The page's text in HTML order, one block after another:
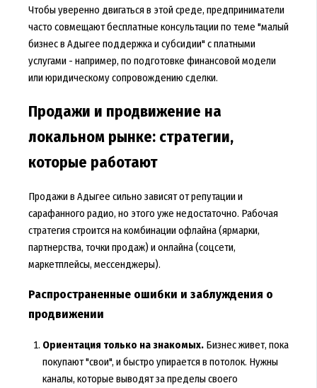
Чтобы уверенно двигаться в этой среде, предприниматели
часто совмещают бесплатные консультации по теме "малый
бизнес в Адыгее поддержка и субсидии" с платными
услугами - например, по подготовке финансовой модели
или юридическому сопровождению сделки.
Продажи и продвижение на
локальном рынке: стратегии,
которые работают
Продажи в Адыгее сильно зависят от репутации и
сарафанного радио, но этого уже недостаточно. Рабочая
стратегия строится на комбинации офлайна (ярмарки,
партнерства, точки продаж) и онлайна (соцсети,
маркетплейсы, мессенджеры).
Распространенные ошибки и заблуждения о
продвижении
Ориентация только на знакомых.Бизнес живет, пока
покупают "свои", и быстро упирается в потолок. Нужны
каналы, которые выводят за пределы своего